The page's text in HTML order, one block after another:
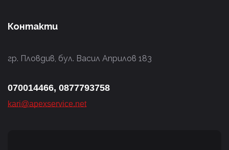
Контакти
гр. Пловдив, бул. Васил Априлов 183
070014466, 0877793758
kari@apexservice.net